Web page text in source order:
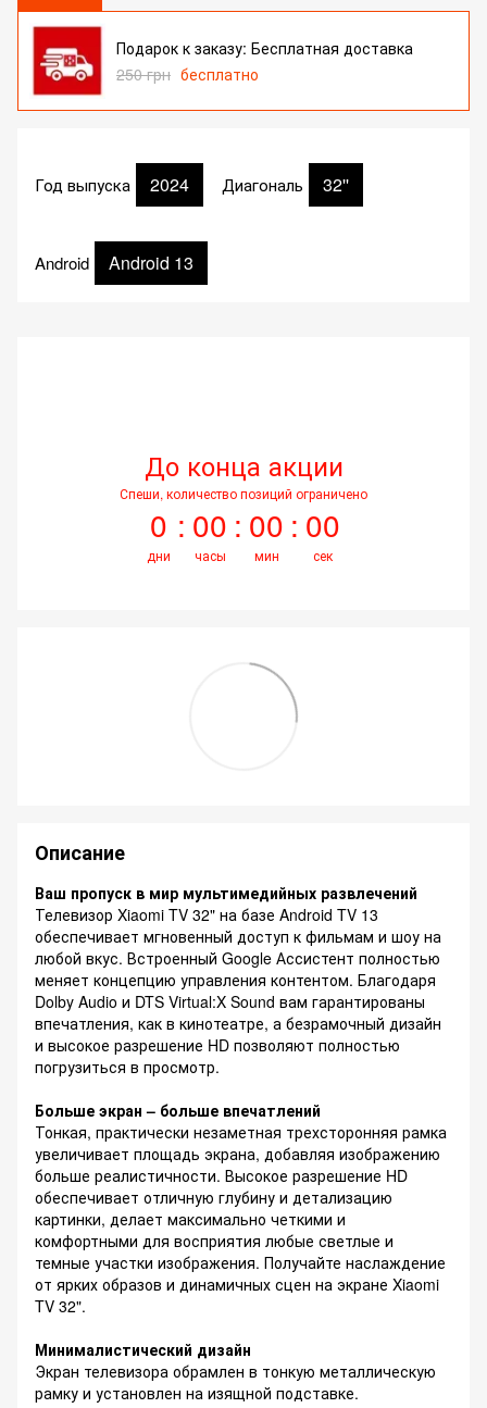
Подарок к заказу: Бесплатная доставка
250 грн бесплатно
Год выпуска 2024 Диагональ 32''
Android Android 13
До конца акции
Спеши, количество позиций ограничено
0
дни
00
часы
00
мин
00
сек
Описание
Ваш пропуск в мир мультимедийных развлечений
Телевизор Xiaomi TV 32" на базе Android TV 13
обеспечивает мгновенный доступ к фильмам и шоу на
любой вкус. Встроенный Google Ассистент полностью
меняет концепцию управления контентом. Благодаря
Dolby Audio и DTS Virtual:X Sound вам гарантированы
впечатления, как в кинотеатре, а безрамочный дизайн
и высокое разрешение HD позволяют полностью
погрузиться в просмотр.
Больше экран – больше впечатлений
Тонкая, практически незаметная трехсторонняя рамка
увеличивает площадь экрана, добавляя изображению
больше реалистичности. Высокое разрешение HD
обеспечивает отличную глубину и детализацию
картинки, делает максимально четкими и
комфортными для восприятия любые светлые и
темные участки изображения. Получайте наслаждение
от ярких образов и динамичных сцен на экране Xiaomi
TV 32".
Минималистический дизайн
Экран телевизора обрамлен в тонкую металлическую
рамку и установлен на изящной подставке.